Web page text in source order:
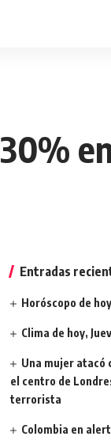
Entradas
Horóscopo de
Clima de hoy,
Una mujer atacó
el centro de
terrorista
Colombia en